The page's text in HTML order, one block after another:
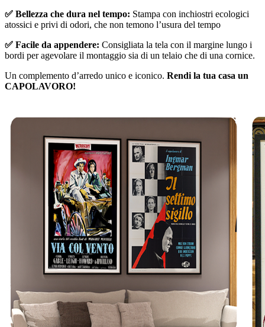
✅ Bellezza che dura nel tempo: Stampa con inchiostri ecologici
atossici e privi di odori, che non temono l’usura del tempo
✅ Facile da appendere: Consigliata la tela con il margine lungo i
bordi per agevolare il montaggio sia di un telaio che di una cornice.
Un complemento d’arredo unico e iconico. Rendi la tua casa un
CAPOLAVORO!